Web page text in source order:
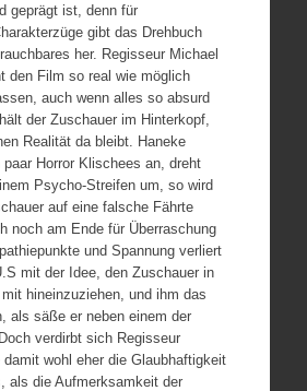
geprägt ist, denn für
gibt das Drehbuch
her. Regisseur Michael
den Film so real wie möglich
auch wenn alles so absurd
der Zuschauer im Hinterkopf,
Realität da bleibt. Haneke
Horror Klischees an, dreht
Psycho-Streifen um, so wird
auf eine falsche Fährte
noch am Ende für Überraschung
und Spannung verliert
mit der Idee, den Zuschauer in
hineinzuziehen, und ihm das
als säße er neben einem der
verdirbt sich Regisseur
wohl eher die Glaubhaftigkeit
als die Aufmerksamkeit der